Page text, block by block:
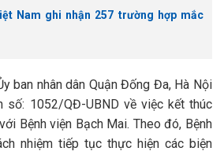
Nam ghi nhận 257 trường hợp mắc
ban nhân dân Quận Đống Đa, Hà Nội
số: 1052/QĐ-UBND về việc kết thúc
Bệnh viện Bạch Mai. Theo đó, Bệnh
nhiệm tiếp tục thực hiện các biện